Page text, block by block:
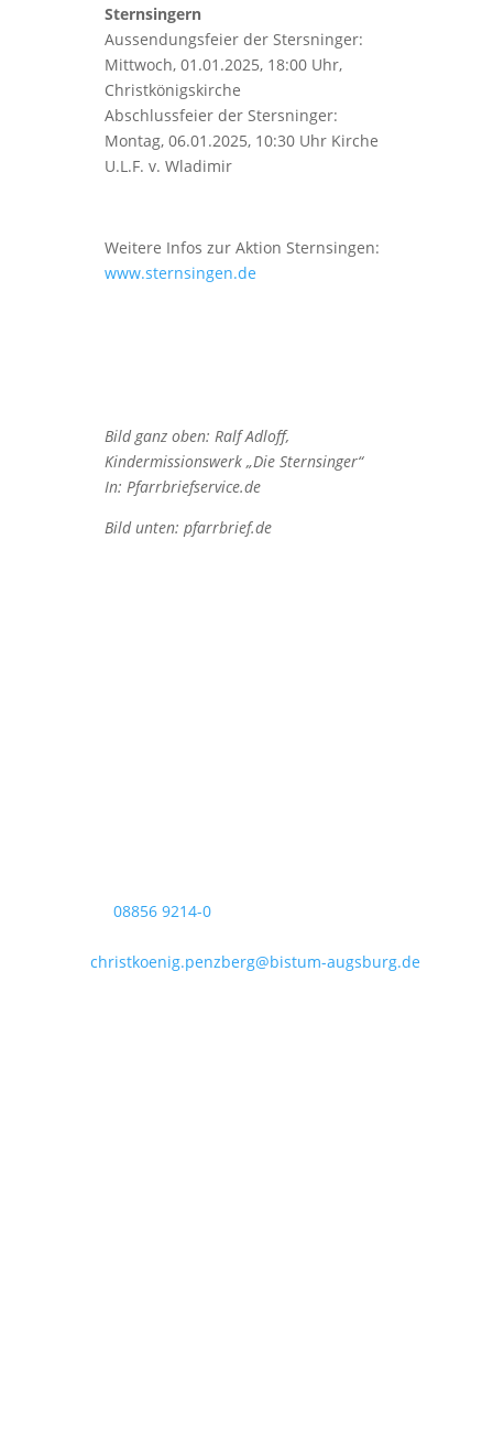
Sternsingern
Aussendungsfeier der Stersninger:
Mittwoch, 01.01.2025, 18:00 Uhr,
Christkönigskirche
Abschlussfeier der Stersninger:
Montag, 06.01.2025, 10:30 Uhr Kirche
U.L.F. v. Wladimir
Weitere Infos zur Aktion Sternsingen:
www.sternsingen.de
Bild ganz oben: Ralf Adloff,
Kindermissionswerk „Die Sternsinger“
In: Pfarrbriefservice.de
Bild unten: pfarrbrief.de
08856 9214-0
christkoenig.penzberg@bistum-augsburg.de